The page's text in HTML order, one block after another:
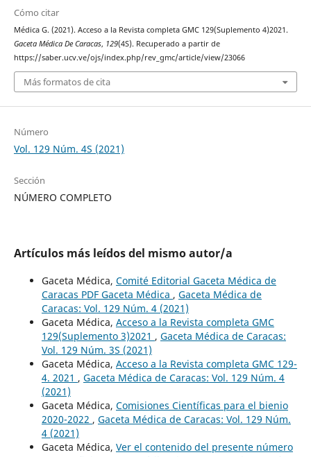
Cómo citar
Médica G. (2021). Acceso a la Revista completa GMC 129(Suplemento 4)2021.
Gaceta Médica De Caracas, 129(4S). Recuperado a partir de
https://saber.ucv.ve/ojs/index.php/rev_gmc/article/view/23066
Más formatos de cita
Número
Vol. 129 Núm. 4S (2021)
Sección
NÚMERO COMPLETO
Artículos más leídos del mismo autor/a
Gaceta Médica, Comité Editorial Gaceta Médica de
Caracas PDF Gaceta Médica , Gaceta Médica de
Caracas: Vol. 129 Núm. 4 (2021)
Gaceta Médica, Acceso a la Revista completa GMC
129(Suplemento 3)2021 , Gaceta Médica de Caracas:
Vol. 129 Núm. 3S (2021)
Gaceta Médica, Acceso a la Revista completa GMC 129-
4. 2021 , Gaceta Médica de Caracas: Vol. 129 Núm. 4
(2021)
Gaceta Médica, Comisiones Científicas para el bienio
2020-2022 , Gaceta Médica de Caracas: Vol. 129 Núm.
4 (2021)
Gaceta Médica, Ver el contenido del presente número